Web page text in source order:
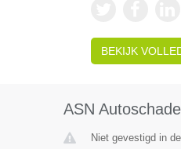
BEKIJK
ASN
Niet gevestigd in